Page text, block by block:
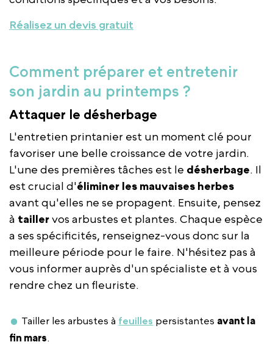
Réalisez un devis gratuit
Comment préparer et entretenir
son jardin au printemps ?
Attaquer le désherbage
L'entretien printanier est un moment clé pour
favoriser une belle croissance de votre jardin.
L'une des premières tâches est le désherbage. Il
est crucial d'éliminer les mauvaises herbes
avant qu'elles ne se propagent. Ensuite, pensez
à taillervos arbustes et plantes. Chaque espèce
a ses spécificités, renseignez-vous donc sur la
meilleure période pour le faire. N'hésitez pas à
vous informer auprès d'un spécialiste et à vous
rendre chez un fleuriste.
Tailler les arbustes à feuilles persistantes avant la
fin mars.